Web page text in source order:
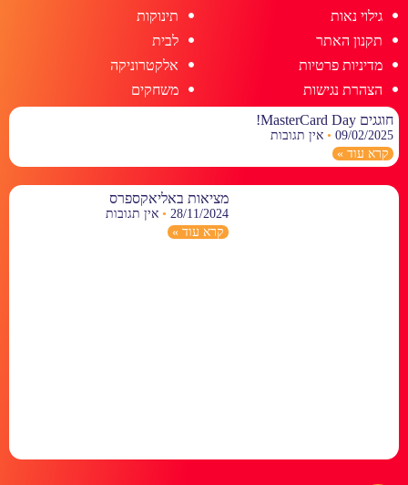
גילוי נאות
תקנון האתר
מדיניות פרטיות
הצהרת נגישות
תינוקות
לבית
אלקטרוניקה
משחקים
חוגגים MasterCard Day!
09/02/2025
אין תגובות
קרא עוד »
מציאות באליאקספרס
28/11/2024
אין תגובות
קרא עוד »